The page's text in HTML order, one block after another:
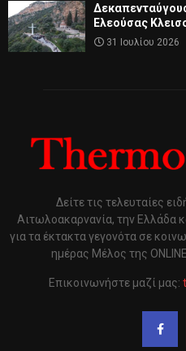
Ελεούσας
31 Ιουλίου 2026
Δείτε τις τελευταίες
Αιτωλοακαρνανία, την Ελλάδα
για τα έκτακτα γεγονότα σε
ημέρας Μέλος της
Επικοινωνήστε μαζί μας: